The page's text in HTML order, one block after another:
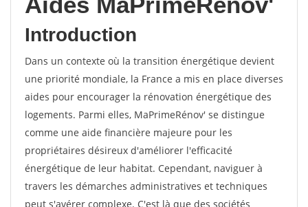
Introduction
Dans un contexte où la transition énergétique devient
une priorité mondiale, la France a mis en place diverses
aides pour encourager la rénovation énergétique des
logements. Parmi elles, MaPrimeRénov' se distingue
comme une aide financière majeure pour les
propriétaires désireux d'améliorer l'efficacité
énergétique de leur habitat. Cependant, naviguer à
travers les démarches administratives et techniques
peut s'avérer complexe. C'est là que des sociétés